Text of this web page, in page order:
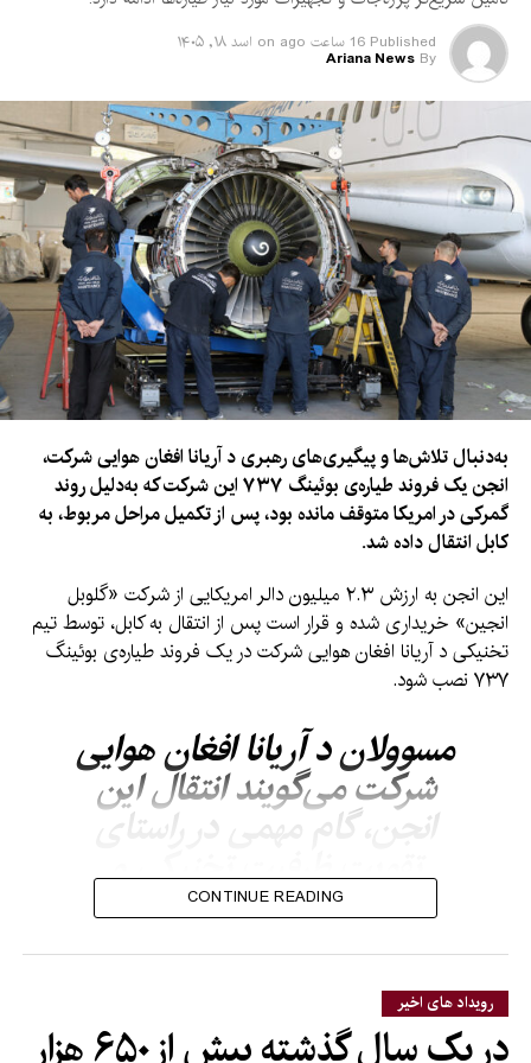
Published 16 ساعت ago on اسد ۱۸, ۱۴۰۵
By
Ariana News
به‌دنبال تلاش‌ها و پیگیری‌های رهبری د آریانا افغان هوایی شرکت،
انجن یک فروند طیاره‌ی بوئینگ ۷۳۷ این شرکت که به‌دلیل روند
گمرکی در امریکا متوقف مانده بود، پس از تکمیل مراحل مربوط، به
کابل انتقال داده شد.
این انجن به ارزش ۲.۳ میلیون دالر امریکایی از شرکت «گلوبل
انجین» خریداری شده و قرار است پس از انتقال به کابل، توسط تیم
تخنیکی د آریانا افغان هوایی شرکت در یک فروند طیاره‌ی بوئینگ
۷۳۷ نصب شود.
مسوولان د آریانا افغان هوایی
شرکت می‌گویند انتقال این
انجن، گام مهمی در راستای
تقویت ظرفیت تخنیکی و
عملیاتی این شرکت و
فراهم‌سازی زمینه برای فعالیت
منظم هواپیماهای آن به شمار
می‌رود.
CONTINUE READING
رویداد های اخیر
در یک سال گذشته بیش از ۶۵۰ هزار